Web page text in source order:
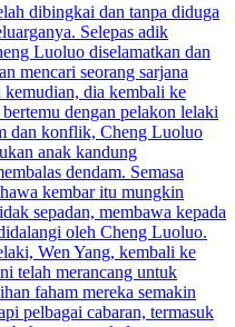
dibingkai dan tanpa diduga
Selepas adik
Luoluo diselamatkan dan
mencari seorang sarjana
dia kembali ke
dengan pelakon lelaki
dan konflik, Cheng Luoluo
anak kandung
dendam. Semasa
kembar itu mungkin
sepadan, membawa kepada
oleh Cheng Luoluo.
Wen Yang, kembali ke
telah merancang untuk
faham mereka semakin
pelbagai cabaran, termasuk